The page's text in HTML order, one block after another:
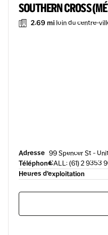
SOUTHERN CROSS
2.69 mi loin du centre-
Adresse 99 Spencer St -
TéléphoneCALL: (61) 2 9353
Heures d’exploitation